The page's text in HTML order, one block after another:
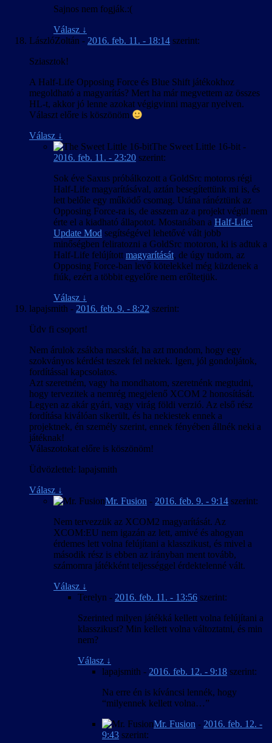
Sajnos nem fogják.:(
Válasz ↓
LászlóZoltán - 2016. feb. 11. - 18:14 szerint:
Sziasztok!
A Half-Life Opposing Force és Blue Shift játékokhoz
megoldható a magyarítás? Mert ha már megvettem az összes
HL-t, akkor jó lenne azokat végigvinni magyar nyelven.
Választ előre is köszönöm
Válasz ↓
The Sweet Little 16-bit -
2016. feb. 11. - 23:20 szerint:
Sok éve Saxus próbálkozott a GoldSrc motoros régi
Half-Life magyarításával, aztán besegítettünk mi is, és
lett belőle egy működő csomag. Utána ránéztünk az
Opposing Force-ra is, de asszem az a projekt végül nem
érte el a kiadható állapotot. Mostanában a Half-Life:
Update Mod segítségével lehetővé vált jobb
minőségben feliratozni a GoldSrc motoron, ki is adtuk a
Half-Life felújított magyarítását, de úgy tudom, az
Opposing Force-ban levő kötelekkel még küzdenek a
fiúk, ezért a többit egyelőre nem erőltetjük.
Válasz ↓
lapajsmith - 2016. feb. 9. - 8:22 szerint:
Üdv fi csoport!
Nem árulok zsákba macskát, ha azt mondom, hogy egy
szokványos kérdést teszek fel nektek. Igen, jól gondoljátok,
fordítással kapcsolatos.
Azt szeretném, vagy ha mondhatom, szeretnénk megtudni,
hogy tervezitek a nemrég megjelenő XCOM 2 honosítását.
Legyen az akár gyári, vagy virág földi verzió. Az első rész
fordítása kiválóan sikerült, és ha nekiestek ennek a
projektnek, én személy szerint, ennek fényében állnék neki a
játéknak!
Válaszotokat előre is köszönöm!
Üdvözlettel: lapajsmith
Válasz ↓
Mr. Fusion - 2016. feb. 9. - 9:14 szerint:
Nem tervezzük az XCOM2 magyarítását. Az
XCOM:EU nem igazán az lett, amivé és ahogyan
érdemes lett volna felújítani a klasszikust, és mivel a
második rész is ebben az irányban ment tovább,
számomra játékként teljességgel érdektelenné vált.
Válasz ↓
Terelyn - 2016. feb. 11. - 13:56 szerint:
Szerinted milyen játékká kellett volna felújítani a
klasszikust? Min kellett volna változtatni, és min
nem?
Válasz ↓
lapajsmith - 2016. feb. 12. - 9:18 szerint:
Na erre én is kíváncsi lennék, hogy
“milyennek kellett volna…”
Mr. Fusion - 2016. feb. 12. -
9:43 szerint: